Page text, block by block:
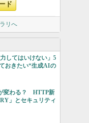
ド
リへ
してはいけない」5
おきたい“生成AIの
変わる？ HTTP新
」とセキュリティ